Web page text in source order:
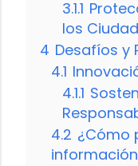
3.1.1
los
4 Desafíos y
4.1
4.1.1
4.2 ¿Cómo